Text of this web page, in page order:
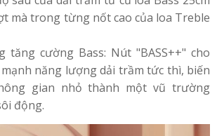
mà trong từng nốt cao của loa Treble
tăng cường Bass: Nút "BASS++" cho
năng lượng dải trầm tức thì, biến
gian nhỏ thành một vũ trường
động.